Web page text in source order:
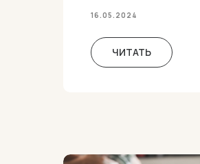
16.05.2024
ЧИТАТЬ